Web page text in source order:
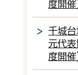
度開催
千城
元代
度開催